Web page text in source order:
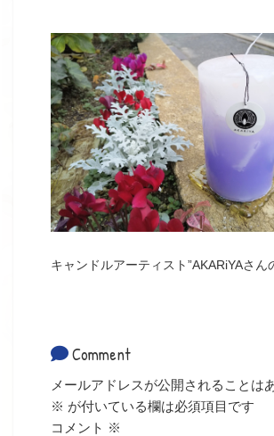
キャンドルアーティスト”AKARiYAさん
Comment
メールアドレスが公開されることは
※ が付いている欄は必須項目です
コメント ※